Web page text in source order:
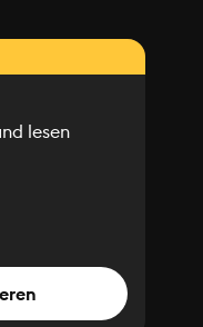
lesen